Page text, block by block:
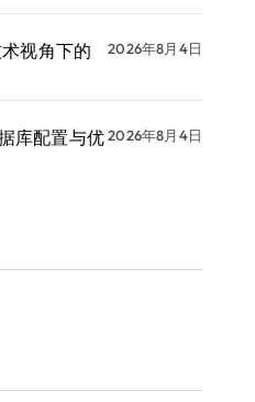
视角下的
2026年8月4日
库配置与优2026年8月4日